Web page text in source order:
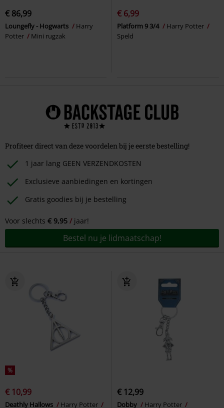
€ 86,99
Loungefly - Hogwarts
Harry
Potter
Mini rugzak
€ 6,99
Platform 9 3/4
Harry Potter
Speld
Profiteer direct van deze voordelen bij je eerste bestelling!
1 jaar lang GEEN VERZENDKOSTEN
Exclusieve aanbiedingen en kortingen
Gratis goodies bij je bestelling
Voor slechts € 9,95 jaar!
Bestel nu je lidmaatschap!
%
€ 10,99
Deathly Hallows Harry Potter
€ 12,99
Dobby Harry Potter